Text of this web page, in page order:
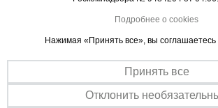
Подробнее о cookies
Нажимая «Принять все», вы соглашаетесь
Принять все
Отклонить